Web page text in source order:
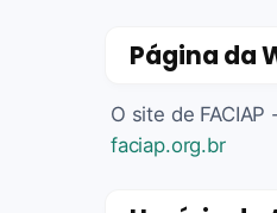
Página da
O site de
faciap.org.br